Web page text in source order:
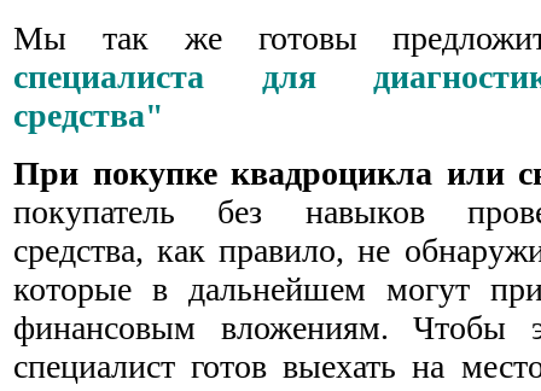
Мы так же готовы
специалиста для
средства"
При покупке квадроцикла или
покупатель без навыков
средства, как правило, не
которые в дальнейшем могут
финансовым вложениям. Чтобы
специалист готов выехать на